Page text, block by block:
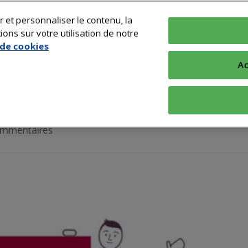
Sciences & Recherche Profession Formation &
et personnaliser le contenu, la
sur votre utilisation de notre
cookies